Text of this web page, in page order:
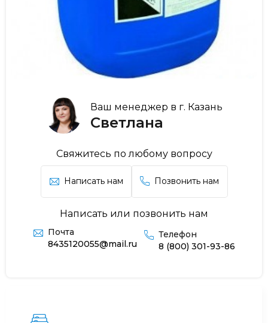
Ваш менеджер в г. Казань
Светлана
Свяжитесь по любому вопросу
Написать нам Позвонить нам
Написать или позвонить нам
Почта
8435120055@mail.ru
Телефон
8 (800) 301-93-86